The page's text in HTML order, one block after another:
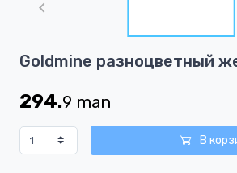
1
4
Goldmine разноцветный
294.9 man
В